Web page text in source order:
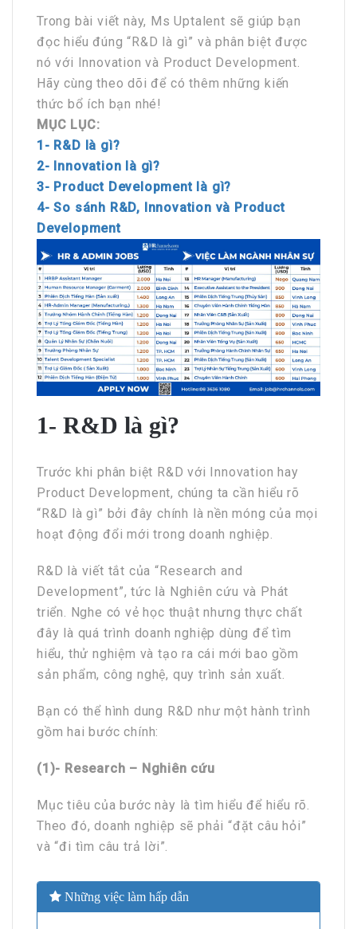
Trong bài viết này, Ms Uptalent sẽ giúp bạn
đọc hiểu đúng “R&D là gì” và phân biệt được
nó với Innovation và Product Development.
Hãy cùng theo dõi để có thêm những kiến
thức bổ ích bạn nhé!
MỤC LỤC:
1- R&D là gì?
2- Innovation là gì?
3- Product Development là gì?
4- So sánh R&D, Innovation và Product
Development
1- R&D là gì?
Trước khi phân biệt R&D với Innovation hay
Product Development, chúng ta cần hiểu rõ
“R&D là gì” bởi đây chính là nền móng của mọi
hoạt động đổi mới trong doanh nghiệp.
R&D là viết tắt của “Research and
Development”, tức là Nghiên cứu và Phát
triển. Nghe có vẻ học thuật nhưng thực chất
đây là quá trình doanh nghiệp dùng để tìm
hiểu, thử nghiệm và tạo ra cái mới bao gồm
sản phẩm, công nghệ, quy trình sản xuất.
Bạn có thể hình dung R&D như một hành trình
gồm hai bước chính:
(1)- Research – Nghiên cứu
Mục tiêu của bước này là tìm hiểu để hiểu rõ.
Theo đó, doanh nghiệp sẽ phải “đặt câu hỏi”
và “đi tìm câu trả lời”.
Những việc làm hấp dẫn